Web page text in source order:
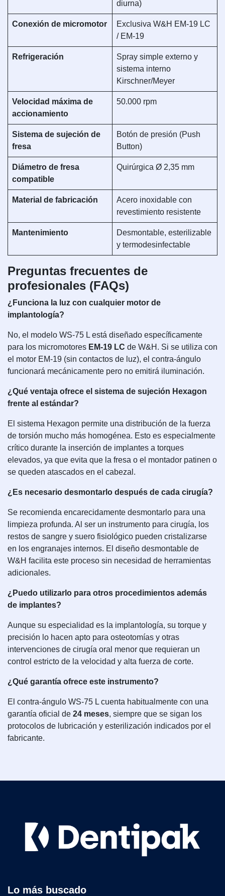
diurna)
Conexión de micromotor
Exclusiva W&H EM-19 LC
/ EM-19
Refrigeración
Spray simple externo y
sistema interno
Kirschner/Meyer
Velocidad máxima de
accionamiento
50.000 rpm
Sistema de sujeción de
fresa
Botón de presión (Push
Button)
Diámetro de fresa
compatible
Quirúrgica Ø 2,35 mm
Material de fabricación
Acero inoxidable con
revestimiento resistente
Mantenimiento
Desmontable, esterilizable
y termodesinfectable
Preguntas frecuentes de
profesionales (FAQs)
¿Funciona la luz con cualquier motor de
implantología?
No, el modelo WS-75 L está diseñado específicamente
para los micromotores EM-19 LC de W&H. Si se utiliza con
el motor EM-19 (sin contactos de luz), el contra-ángulo
funcionará mecánicamente pero no emitirá iluminación.
¿Qué ventaja ofrece el sistema de sujeción Hexagon
frente al estándar?
El sistema Hexagon permite una distribución de la fuerza
de torsión mucho más homogénea. Esto es especialmente
crítico durante la inserción de implantes a torques
elevados, ya que evita que la fresa o el montador patinen o
se queden atascados en el cabezal.
¿Es necesario desmontarlo después de cada cirugía?
Se recomienda encarecidamente desmontarlo para una
limpieza profunda. Al ser un instrumento para cirugía, los
restos de sangre y suero fisiológico pueden cristalizarse
en los engranajes internos. El diseño desmontable de
W&H facilita este proceso sin necesidad de herramientas
adicionales.
¿Puedo utilizarlo para otros procedimientos además
de implantes?
Aunque su especialidad es la implantología, su torque y
precisión lo hacen apto para osteotomías y otras
intervenciones de cirugía oral menor que requieran un
control estricto de la velocidad y alta fuerza de corte.
¿Qué garantía ofrece este instrumento?
El contra-ángulo WS-75 L cuenta habitualmente con una
garantía oficial de 24 meses, siempre que se sigan los
protocolos de lubricación y esterilización indicados por el
fabricante.
Lo más buscado